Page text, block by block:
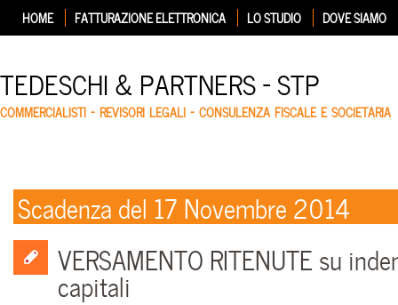
HOME FATTURAZIONE ELETTRONICA LO STUDIO DOVE SIAMO
TEDESCHI & PARTNERS – STP
COMMERCIALISTI – REVISORI LEGALI – CONSULENZA FISCALE E SOCIETARIA
Scadenza del 17 Novembre 2014
VERSAMENTO RITENUTE su
capitali